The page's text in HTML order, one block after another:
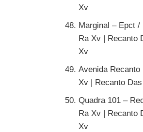
Xv
Marginal – Epct
Ra Xv | Recanto
Xv
Avenida
Xv | Recanto
Quadra 101 –
Ra Xv | Recanto
Xv